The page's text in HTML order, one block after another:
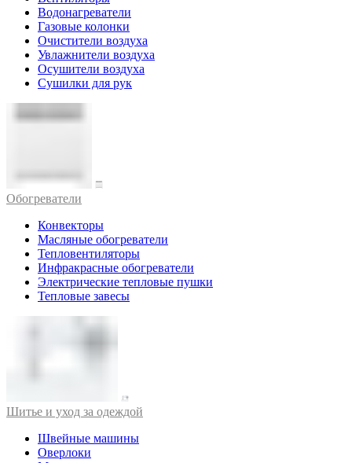
Водонагреватели
Газовые колонки
Очистители воздуха
Увлажнители воздуха
Осушители воздуха
Сушилки для рук
Обогреватели
Конвекторы
Масляные обогреватели
Тепловентиляторы
Инфракрасные обогреватели
Электрические тепловые пушки
Тепловые завесы
Шитье и уход за одеждой
Швейные машины
Оверлоки